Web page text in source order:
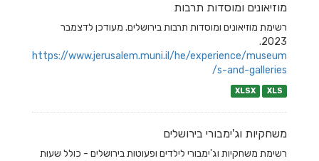
מוזיאונים ומוסדות תרבות
רשימת מוזיאונים ומוסדות תרבות בירושלים. מעודכן לדצמבר
2023.
https://www.jerusalem.muni.il/he/experience/museum
s-and-galleries/
XLSX XLS
משחקיות וג'ימבורי בירושלים
רשימת משחקיות וג'ימבורי לילדים ופעוטות בירושלים - כולל שעות